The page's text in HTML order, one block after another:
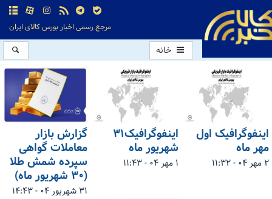
مرجع رسمی اخبار بورس کالای ایران
خانه
اینفوگرافیک اول
مهر ماه
۲ مهر ۰۴ - ۱۱:۳۲
اینفوگرافیک۳۱
شهریور ماه
۱ مهر ۰۴ - ۱۱:۴۳
گزارش بازار
معاملات گواهی
سپرده شمش طلا
(۳۰ شهریور ماه)
۳۱ شهریور ۰۴ - ۱۴:۴۳